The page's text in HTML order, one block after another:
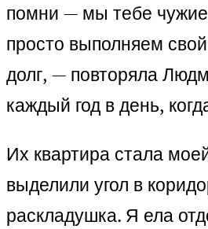
помни — мы тебе
просто выполняем
долг, — повторяла
каждый год в день,
Их квартира стала
выделили угол в
раскладушка. Я ела